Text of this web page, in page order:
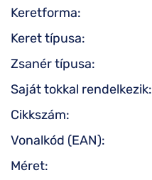
Keretforma:
Keret típusa:
Zsanér típusa:
Saját tokkal rendelkezik:
Cikkszám:
Vonalkód (EAN):
Méret: